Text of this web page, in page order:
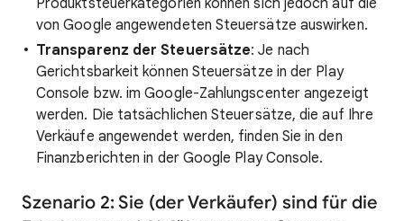
Produktsteuerkategorien können sich jedoch auf die
von Google angewendeten Steuersätze auswirken.
Transparenz der Steuersätze: Je nach
Gerichtsbarkeit können Steuersätze in der Play
Console bzw. im Google-Zahlungscenter angezeigt
werden. Die tatsächlichen Steuersätze, die auf Ihre
Verkäufe angewendet werden, finden Sie in den
Finanzberichten in der Google Play Console.
Szenario 2: Sie (der Verkäufer) sind für die